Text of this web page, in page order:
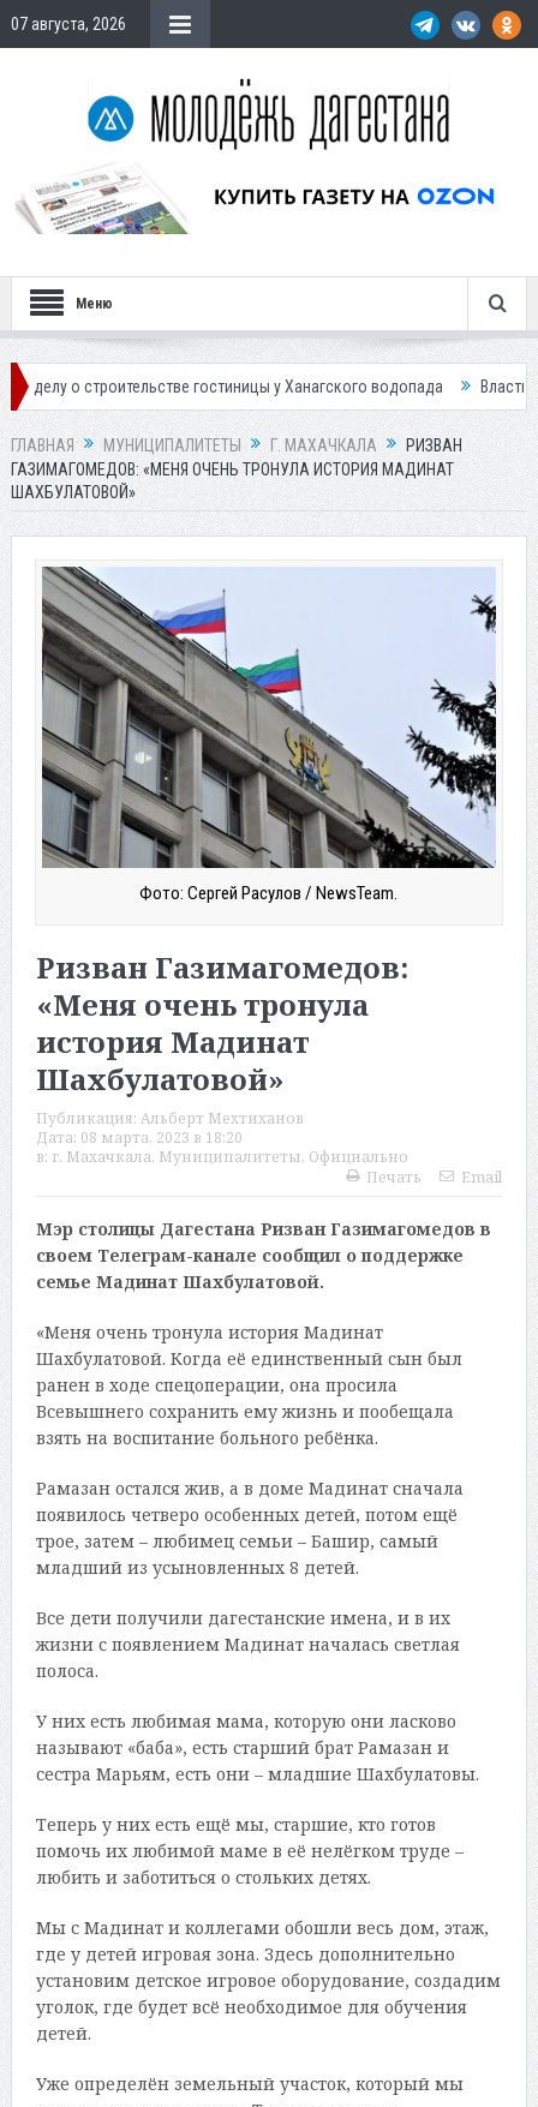
07 августа, 2026
Меню
гостиницы у Ханагского водопада Власти Махачкалы
ГЛАВНАЯ МУНИЦИПАЛИТЕТЫ Г. МАХАЧКАЛА
РИЗВАН
ГАЗИМАГОМЕДОВ: «МЕНЯ ОЧЕНЬ ТРОНУЛА ИСТОРИЯ МАДИНАТ
ШАХБУЛАТОВОЙ»
Фото: Сергей Расулов / NewsTeam.
Ризван Газимагомедов:
«Меня очень тронула
история Мадинат
Шахбулатовой»
Публикация: Альберт Мехтиханов
Дата: 08 марта, 2023 в 18:20
в: г. Махачкала, Муниципалитеты, Официально
Печать
Email
Мэр столицы Дагестана Ризван Газимагомедов в
своем Телеграм-канале сообщил о поддержке
семье Мадинат Шахбулатовой.
«Меня очень тронула история Мадинат
Шахбулатовой. Когда её единственный сын был
ранен в ходе спецоперации, она просила
Всевышнего сохранить ему жизнь и пообещала
взять на воспитание больного ребёнка.
Рамазан остался жив, а в доме Мадинат сначала
появилось четверо особенных детей, потом ещё
трое, затем – любимец семьи – Башир, самый
младший из усыновленных 8 детей.
Все дети получили дагестанские имена, и в их
жизни с появлением Мадинат началась светлая
полоса.
У них есть любимая мама, которую они ласково
называют «баба», есть старший брат Рамазан и
сестра Марьям, есть они – младшие Шахбулатовы.
Теперь у них есть ещё мы, старшие, кто готов
помочь их любимой маме в её нелёгком труде –
любить и заботиться о стольких детях.
Мы с Мадинат и коллегами обошли весь дом, этаж,
где у детей игровая зона. Здесь дополнительно
установим детское игровое оборудование, создадим
уголок, где будет всё необходимое для обучения
детей.
Уже определён земельный участок, который мы